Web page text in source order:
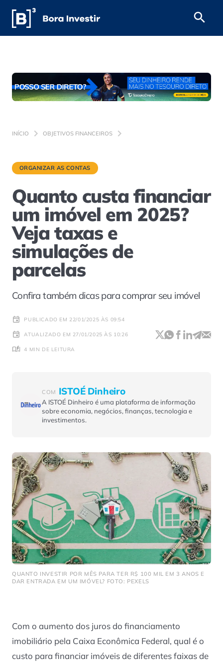
INÍCIO OBJETIVOS FINANCEIROS
ORGANIZAR AS CONTAS
Quanto custa financiar
um imóvel em 2025?
Veja taxas e
simulações de
parcelas
Confira também dicas para comprar seu imóvel
PUBLICADO EM 22/01/2025 ÀS 09:54
ATUALIZADO EM 27/01/2025 ÀS 10:26
4 MIN DE LEITURA
COM ISTOÉ Dinheiro
A ISTOÉ Dinheiro é uma plataforma de informação
sobre economia, negócios, finanças, tecnologia e
investimentos.
QUANTO INVESTIR POR MÊS PARA TER R$ 100 MIL EM 3 ANOS E
DAR ENTRADA EM UM IMÓVEL? FOTO: PEXELS
Com o aumento dos juros do financiamento
imobiliário pela Caixa Econômica Federal, qual é o
custo para financiar imóveis de diferentes faixas de